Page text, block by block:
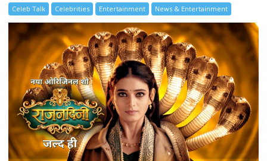
Celeb Talk Celebrities Entertainment News & Entertainment